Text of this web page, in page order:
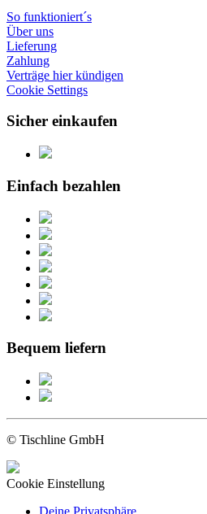
So funktioniert´s
Über uns
Lieferung
Zahlung
Verträge hier kündigen
Cookie Settings
Sicher einkaufen
Einfach bezahlen
Bequem liefern
© Tischline GmbH
Cookie Einstellung
Deine Privatsphäre